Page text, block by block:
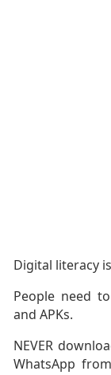
Digital literacy
People need
and APKs.
NEVER
WhatsApp